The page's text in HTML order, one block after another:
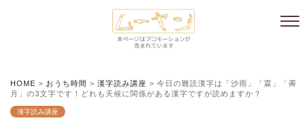
HOME > おうち時間 > 漢字読み講座 > 今日の難読漢字は「沙雨」「霖」「霽
月」の3文字です！どれも天候に関係がある漢字ですが読めますか？
漢字読み講座